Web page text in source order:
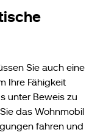
Sie auch eine
Ihre Fähigkeit
unter Beweis zu
das Wohnmobil
fahren und